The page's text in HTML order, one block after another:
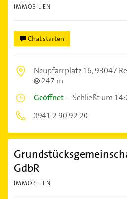
IMMOBILIEN
Chat starten
Neupfarrplatz 16,93047
247 m
Geöffnet –Schließt um
0941 2 90 92 20
GdbR
IMMOBILIEN